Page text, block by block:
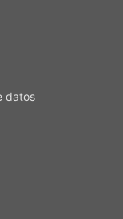
datos